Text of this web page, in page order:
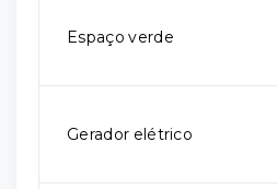
Espaço verde
Gerador elétrico